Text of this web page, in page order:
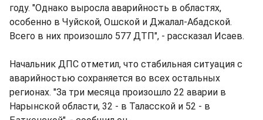
году. "Однако выросла аварийность в областях,
особенно в Чуйской, Ошской и Джалал-Абадской.
Всего в них произошло 577 ДТП", - рассказал Исаев.
Начальник ДПС отметил, что стабильная ситуация с
аварийностью сохраняется во всех остальных
регионах. "За три месяца произошло 22 аварии в
Нарынской области, 32 - в Таласской и 52 - в